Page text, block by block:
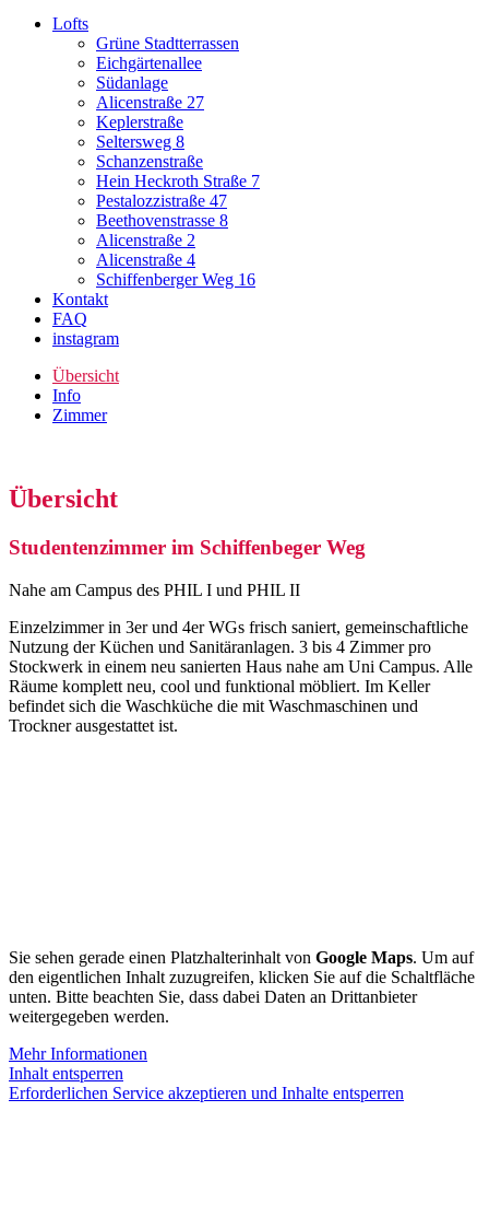
Lofts
Grüne Stadtterrassen
Eichgärtenallee
Südanlage
Alicenstraße 27
Keplerstraße
Seltersweg 8
Schanzenstraße
Hein Heckroth Straße 7
Pestalozzistraße 47
Beethovenstrasse 8
Alicenstraße 2
Alicenstraße 4
Schiffenberger Weg 16
Kontakt
FAQ
instagram
Übersicht
Info
Zimmer
Übersicht
Studentenzimmer im Schiffenbeger Weg
Nahe am Campus des PHIL I und PHIL II
Einzelzimmer in 3er und 4er WGs frisch saniert, gemeinschaftliche
Nutzung der Küchen und Sanitäranlagen. 3 bis 4 Zimmer pro
Stockwerk in einem neu sanierten Haus nahe am Uni Campus. Alle
Räume komplett neu, cool und funktional möbliert. Im Keller
befindet sich die Waschküche die mit Waschmaschinen und
Trockner ausgestattet ist.
Sie sehen gerade einen Platzhalterinhalt von Google Maps. Um auf
den eigentlichen Inhalt zuzugreifen, klicken Sie auf die Schaltfläche
unten. Bitte beachten Sie, dass dabei Daten an Drittanbieter
weitergegeben werden.
Mehr Informationen
Inhalt entsperren
Erforderlichen Service akzeptieren und Inhalte entsperren